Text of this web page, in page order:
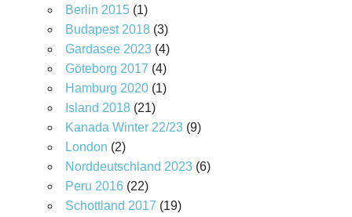
Berlin 2015(1)
Budapest 2018(3)
Gardasee 2023(4)
Göteborg 2017 (4)
Hamburg 2020(1)
Island 2018(21)
Kanada Winter 22/23(9)
London (2)
Norddeutschland 2023(6)
Peru 2016(22)
Schottland 2017 (19)